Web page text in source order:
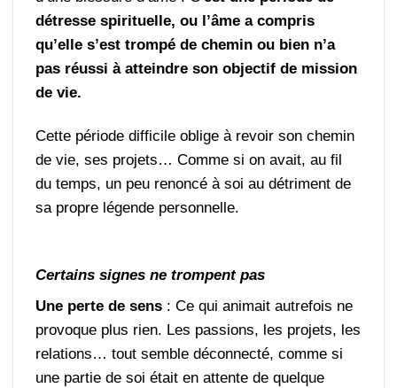
détresse spirituelle, ou l’âme a compris
qu’elle s’est trompé de chemin ou bien n’a
pas réussi à atteindre son objectif de mission
de vie.
Cette période difficile oblige à revoir son chemin
de vie, ses projets… Comme si on avait, au fil
du temps, un peu renoncé à soi au détriment de
sa propre légende personnelle.
Certains signes ne trompent pas
Une perte de sens : Ce qui animait autrefois ne
provoque plus rien. Les passions, les projets, les
relations… tout semble déconnecté, comme si
une partie de soi était en attente de quelque